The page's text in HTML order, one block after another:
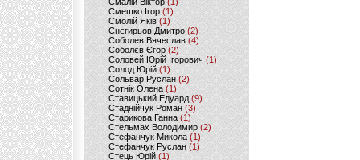
Смешко Ігор (1)
Смолій Яків (1)
Снєгирьов Дмитро (2)
Соболев Вячеслав (4)
Соболєв Єгор(2)
Соловей Юрій Ігорович (1)
Солод Юрій (1)
Сольвар Руслан (2)
Сотнік Олена(1)
Ставицький Едуард (9)
Стаднійчук Роман(3)
Старикова Ганна (1)
Стельмах Володимир(2)
Стефанчук Микола (1)
Стефанчук Руслан (1)
Стець Юрій (1)